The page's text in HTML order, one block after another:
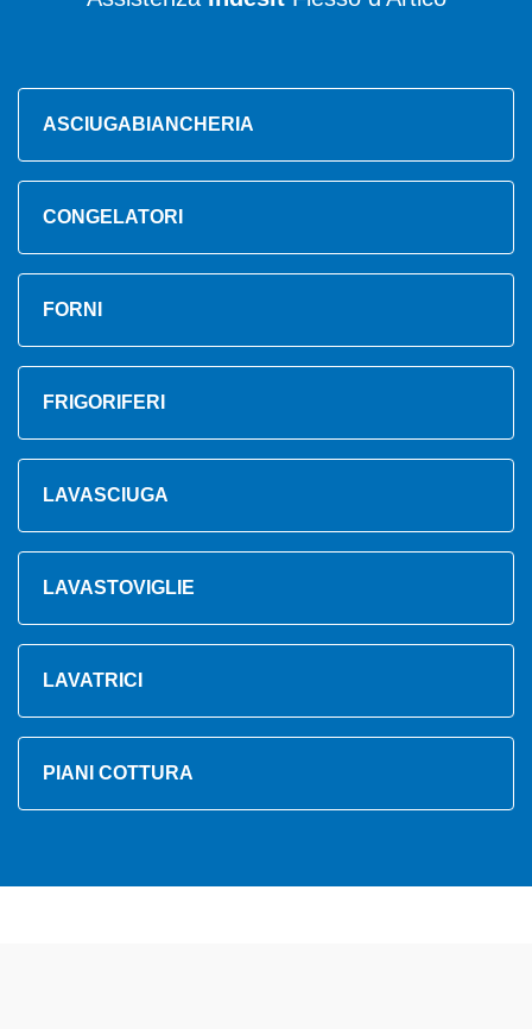
ASCIUGABIANCHERIA
CONGELATORI
FORNI
FRIGORIFERI
LAVASCIUGA
LAVASTOVIGLIE
LAVATRICI
PIANI COTTURA